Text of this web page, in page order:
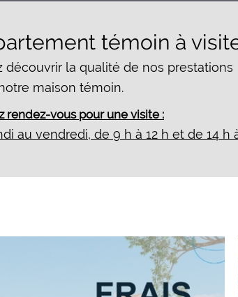
témoin à
découvrir la qualité de nos prestations
maison témoin.
rendez-vous pour une visite :
au vendredi, de 9 h à 12 h et de 14 h